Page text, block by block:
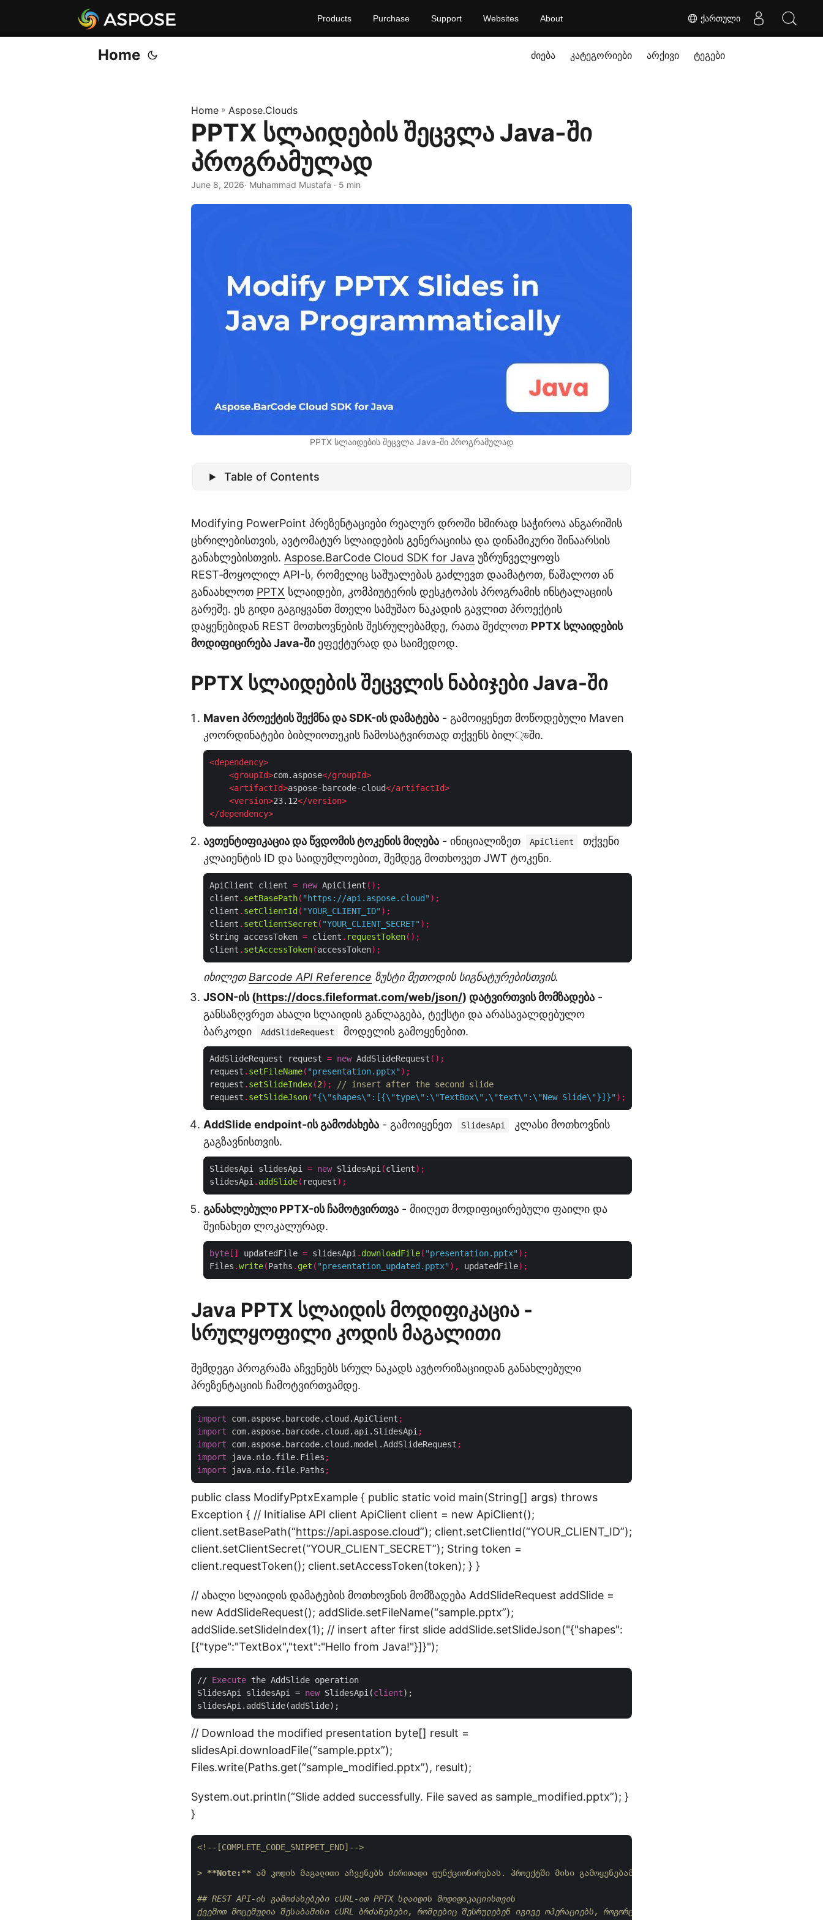
ქართული
Products Purchase Support Websites About
Home ძიება კატეგორიები არქივი ტეგები
Home » Aspose.Clouds
PPTX სლაიდების შეცვლა Java-ში
პროგრამულად
June 8, 2026· Muhammad Mustafa · 5 min
PPTX სლაიდების შეცვლა Java-ში პროგრამულად
Table of Contents
Modifying PowerPoint პრეზენტაციები რეალურ დროში ხშირად საჭიროა ანგარიშის
ცხრილებისთვის, ავტომატურ სლაიდების გენერაციისა და დინამიკური შინაარსის
განახლებისთვის. Aspose.BarCode Cloud SDK for Java უზრუნველყოფს
REST‑მოყოლილ API-ს, რომელიც საშუალებას გაძლევთ დაამატოთ, წაშალოთ ან
განაახლოთ PPTX სლაიდები, კომპიუტერის დესკტოპის პროგრამის ინსტალაციის
გარეშე. ეს გიდი გაგიყვანთ მთელი სამუშაო ნაკადის გავლით პროექტის
დაყენებიდან REST მოთხოვნების შესრულებამდე, რათა შეძლოთ PPTX სლაიდების
მოდიფიცირება Java-შიეფექტურად და საიმედოდ.
PPTX სლაიდების შეცვლის ნაბიჯები Java-ში
Maven პროექტის შექმნა და SDK-ის დამატება - გამოიყენეთ მოწოდებული Maven
კოორდინატები ბიბლიოთეკის ჩამოსატვირთად თქვენს ბილ্ডში.
<dependency>
<groupId>com.aspose</groupId>
<artifactId>aspose-barcode-cloud</artifactId>
<version>23.12</version>
</dependency>
ავთენტიფიკაცია და წვდომის ტოკენის მიღება - ინიციალიზეთ ApiClient
თქვენი
კლაიენტის ID და საიდუმლოებით, შემდეგ მოთხოვეთ JWT ტოკენი.
ApiClient client = new ApiClient ();
client . setBasePath( "https://api.aspose.cloud" );
client . setClientId ( "YOUR_CLIENT_ID" );
client . setClientSecret ( "YOUR_CLIENT_SECRET" );
String accessToken = client . requestToken();
client . setAccessToken(accessToken);
იხილეთBarcode API Reference ზუსტი მეთოდის სიგნატურებისთვის.
JSON-ის (https://docs.fileformat.com/web/json/) დატვირთვის მომზადება -
განსაზღვრეთ ახალი სლაიდის განლაგება, ტექსტი და არასავალდებულო
ბარკოდი
AddSlideRequest მოდელის გამოყენებით.
AddSlideRequest request = new AddSlideRequest ();
request . setFileName( "presentation.pptx" );
request . setSlideIndex(2);
// insert after the second slide
request . setSlideJson( "{\"shapes\":[{\"type\":\"TextBox\",\"text\":\"New Slide\"}]}" );
AddSlide endpoint-ის გამოძახება - გამოიყენეთ SlidesApi
კლასი მოთხოვნის
გაგზავნისთვის.
SlidesApi slidesApi = new SlidesApi(client);
slidesApi. addSlide( request);
განახლებული PPTX-ის ჩამოტვირთვა - მიიღეთ მოდიფიცირებული ფაილი და
შეინახეთ ლოკალურად.
byte [] updatedFile = slidesApi. downloadFile( "presentation.pptx" );
Files .write(Paths . get ( "presentation_updated.pptx" ), updatedFile);
Java PPTX სლაიდის მოდიფიკაცია -
სრულყოფილი კოდის მაგალითი
შემდეგი პროგრამა აჩვენებს სრულ ნაკადს ავტორიზაციიდან განახლებული
პრეზენტაციის ჩამოტვირთვამდე.
import com.aspose.barcode.cloud.ApiClient ;
import com.aspose.barcode.cloud.api.SlidesApi;
import com.aspose.barcode.cloud.model.AddSlideRequest ;
import java.nio.file.Files ;
import java.nio.file.Paths ;
public class ModifyPptxExample { public static void main(String[] args) throws
Exception { // Initialise API client ApiClient client = new ApiClient();
client.setBasePath(“https://api.aspose.cloud”); client.setClientId(“YOUR_CLIENT_ID”);
client.setClientSecret(“YOUR_CLIENT_SECRET”); String token =
client.requestToken(); client.setAccessToken(token); } }
// ახალი სლაიდის დამატების მოთხოვნის მომზადება AddSlideRequest addSlide =
new AddSlideRequest(); addSlide.setFileName(“sample.pptx”);
addSlide.setSlideIndex(1); // insert after first slide addSlide.setSlideJson("{"shapes":
[{"type":"TextBox","text":"Hello from Java!"}]}");
// Execute the AddSlide operation
SlidesApi slidesApi = new SlidesApi(client);
// Download the modified presentation byte[] result =
slidesApi.downloadFile(“sample.pptx”);
Files.write(Paths.get(“sample_modified.pptx”), result);
System.out.println(“Slide added successfully. File saved as sample_modified.pptx”); }
}
<!--[COMPLETE_CODE_SNIPPET_END]-->
> **Note:** ამ კოდის მაგალითი აჩვენებს ძირითადი ფუნქციონირებას. პროექტში მისი გამოყენებამდე, დარწმუნდით, რომ განაახლეთ
## REST API-ის გამოძახებები cURL-ით PPTX სლაიდის მოდიფიკაციისთვის
ქვემოთ მოცემულია შესაბამისი cURL ბრძანებები, რომლებიც შესრულებენ იგივე ოპერაციებს, როგორც Java მაგალითში.